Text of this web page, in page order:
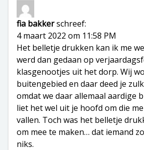
fia bakkerschreef:
4 maart 2022 om 11:58 PM
Het belletje drukken kan ik me
werd dan gedaan op
klasgenootjes uit het dorp. Wij
buitengebied en daar deed je
omdat we daar allemaal aardige
liet het wel uit je hoofd om die
vallen. Toch was het belletje
om mee te maken… dat iemand
niks.